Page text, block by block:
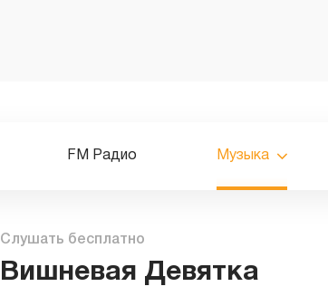
FM Радио Музыка
Слушать бесплатно
Вишневая Девятка